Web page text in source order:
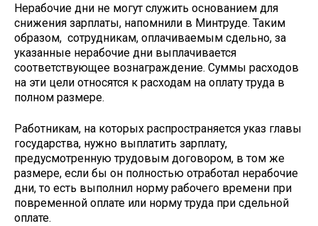
Нерабочие дни не могут служить основанием для
снижения зарплаты, напомнили в Минтруде. Таким
образом, сотрудникам, оплачиваемым сдельно, за
указанные нерабочие дни выплачивается
соответствующее вознаграждение. Суммы расходов
на эти цели относятся к расходам на оплату труда в
полном размере.
Работникам, на которых распространяется указ главы
государства, нужно выплатить зарплату,
предусмотренную трудовым договором, в том же
размере, если бы он полностью отработал нерабочие
дни, то есть выполнил норму рабочего времени при
повременной оплате или норму труда при сдельной
оплате.